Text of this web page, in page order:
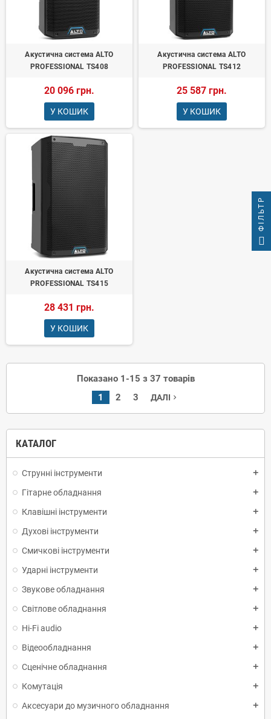
КАТАЛОГ
Струнні інструменти add
Гітарне обладнання add
Клавішні інструменти add
Духові інструменти add
Смичкові інструменти add
Ударні інструменти add
Звукове обладнання add
Світлове обладнання add
Hi-Fi audio add
Відеообладнання add
Сценічне обладнання add
Комутація add
Аксесуари до музичного обладнання add
Акустична система ALTO
PROFESSIONAL TS408
20 096 грн.
У КОШИК
Акустична система ALTO
PROFESSIONAL TS412
25 587 грн.
У КОШИК
Акустична система ALTO
PROFESSIONAL TS415
28 431 грн.
У КОШИК
Показано 1-15 з 37 товарів
1
2 3 ДАЛІ navigate_next
ФІЛЬТР